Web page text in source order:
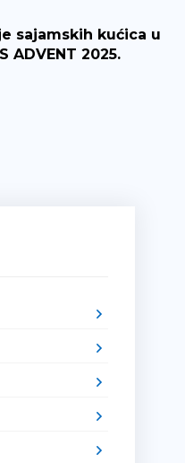
sajamskih kućica u
ADVENT 2025.